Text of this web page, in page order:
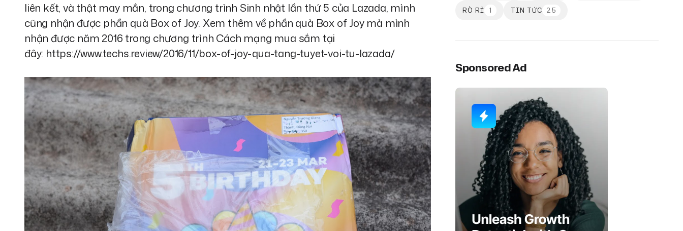
liên kết, và thật may mắn, trong chương trình Sinh nhật lần thứ 5 của Lazada, mình
cũng nhận được phần quà Box of Joy. Xem thêm về phần quà Box of Joy mà mình
nhận được năm 2016 trong chương trình Cách mạng mua sắm tại
đây: https://www.techs.review/2016/11/box-of-joy-qua-tang-tuyet-voi-tu-lazada/
RÒ RỈ 1 TIN TỨC 25
Sponsored Ad